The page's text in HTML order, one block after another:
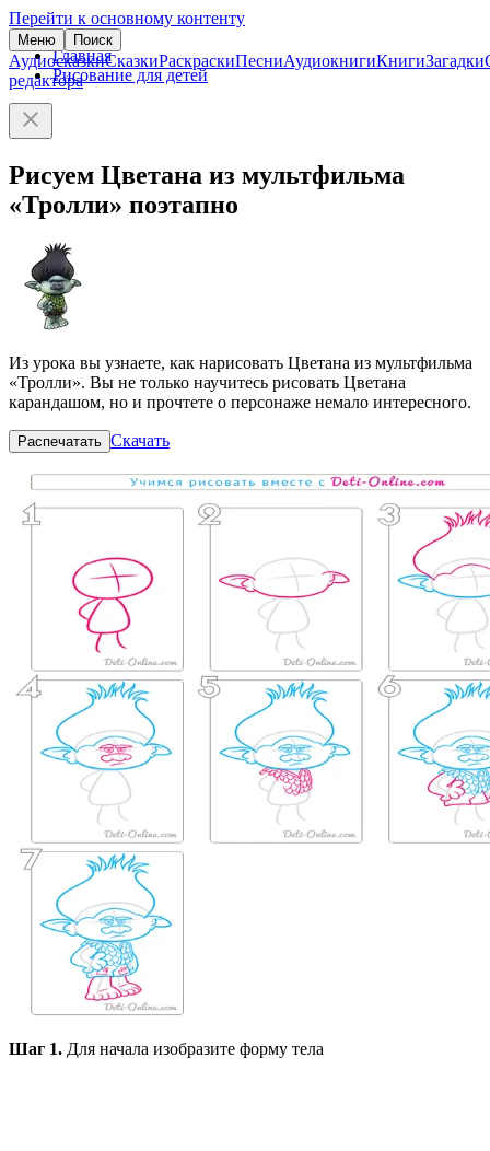
Перейти к основному контенту
Меню Поиск
АудиосказкиСказкиРаскраскиПесниАудиокнигиКнигиЗагадки
редактора
Главная
Рисование для детей
Рисуем Цветана из мультфильма
«Тролли» поэтапно
Из урока вы узнаете, как нарисовать Цветана из мультфильма
«Тролли». Вы не только научитесь рисовать Цветана
карандашом, но и прочтете о персонаже немало интересного.
Распечатать Скачать
Шаг 1. Для начала изобразите форму тела